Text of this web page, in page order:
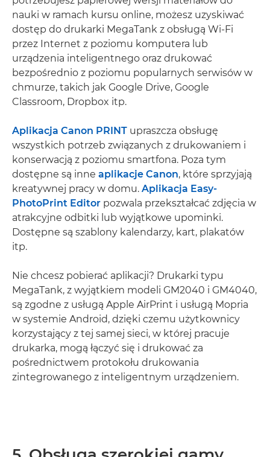
nauki w ramach kursu online, możesz uzyskiwać
dostęp do drukarki MegaTank z obsługą Wi-Fi
przez Internet z poziomu komputera lub
urządzenia inteligentnego oraz drukować
bezpośrednio z poziomu popularnych serwisów w
chmurze, takich jak Google Drive, Google
Classroom, Dropbox itp.
Aplikacja Canon PRINT upraszcza obsługę
wszystkich potrzeb związanych z drukowaniem i
konserwacją z poziomu smartfona. Poza tym
dostępne są inne aplikacje Canon, które sprzyjają
kreatywnej pracy w domu. Aplikacja Easy-
PhotoPrint Editor pozwala przekształcać zdjęcia w
atrakcyjne odbitki lub wyjątkowe upominki.
Dostępne są szablony kalendarzy, kart, plakatów
itp.
Nie chcesz pobierać aplikacji? Drukarki typu
MegaTank, z wyjątkiem modeli GM2040 i GM4040,
są zgodne z usługą Apple AirPrint i usługą Mopria
w systemie Android, dzięki czemu użytkownicy
korzystający z tej samej sieci, w której pracuje
drukarka, mogą łączyć się i drukować za
pośrednictwem protokołu drukowania
zintegrowanego z inteligentnym urządzeniem.